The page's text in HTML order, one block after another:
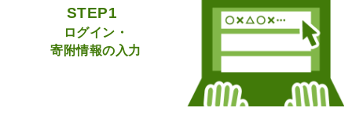
STEP1
ログイン・
寄附情報の入力